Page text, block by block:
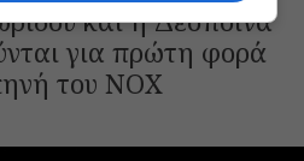
και η Δέσποινα
για πρώτη φορά
του NOX